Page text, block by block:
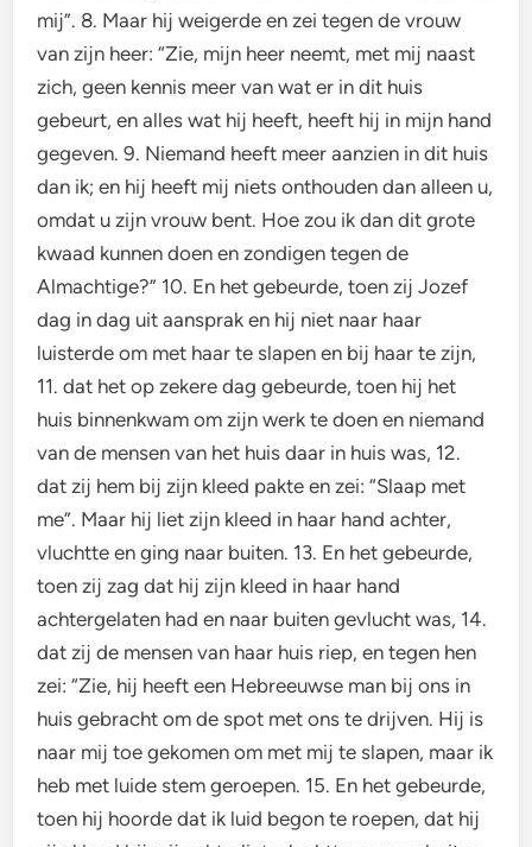
mij”. 8. Maar hij weigerde en zei tegen de vrouw
van zijn heer: “Zie, mijn heer neemt, met mij naast
zich, geen kennis meer van wat er in dit huis
gebeurt, en alles wat hij heeft, heeft hij in mijn hand
gegeven. 9. Niemand heeft meer aanzien in dit huis
dan ik; en hij heeft mij niets onthouden dan alleen u,
omdat u zijn vrouw bent. Hoe zou ik dan dit grote
kwaad kunnen doen en zondigen tegen de
Almachtige?” 10. En het gebeurde, toen zij Jozef
dag in dag uit aansprak en hij niet naar haar
luisterde om met haar te slapen en bij haar te zijn,
11. dat het op zekere dag gebeurde, toen hij het
huis binnenkwam om zijn werk te doen en niemand
van de mensen van het huis daar in huis was, 12.
dat zij hem bij zijn kleed pakte en zei: “Slaap met
me”. Maar hij liet zijn kleed in haar hand achter,
vluchtte en ging naar buiten. 13. En het gebeurde,
toen zij zag dat hij zijn kleed in haar hand
achtergelaten had en naar buiten gevlucht was, 14.
dat zij de mensen van haar huis riep, en tegen hen
zei: “Zie, hij heeft een Hebreeuwse man bij ons in
huis gebracht om de spot met ons te drijven. Hij is
naar mij toe gekomen om met mij te slapen, maar ik
heb met luide stem geroepen. 15. En het gebeurde,
toen hij hoorde dat ik luid begon te roepen, dat hij